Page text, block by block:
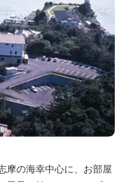
摩の海幸中心に、お部屋